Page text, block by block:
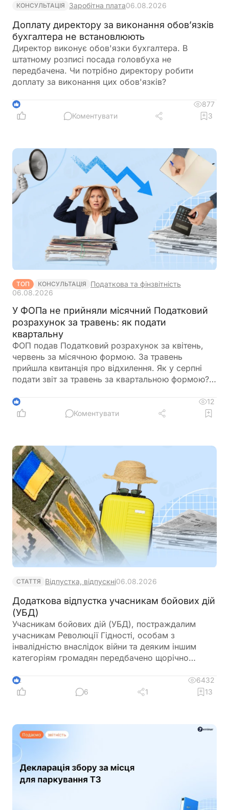
КОНСУЛЬТАЦІЯ Заробітна плата06.08.2026
Доплату директору за виконання обов’язків
бухгалтера не встановлюють
Директор виконує обов'язки бухгалтера. В
штатному розписі посада головбуха не
передбачена. Чи потрібно директору робити
доплату за виконання цих обов'язків?
1
877
Коментувати
3
ТОП КОНСУЛЬТАЦІЯ
Податкова та фінзвітність
06.08.2026
У ФОПа не прийняли місячний Податковий
розрахунок за травень: як подати
квартальну
ФОП подав Податковий розрахунок за квітень,
червень за місячною формою. За травень
прийшла квитанція про відхилення. Як у серпні
подати звіт за травень за квартальною формою?
продублювати дані квітня та червня?
1
12
Коментувати
СТАТТЯ Відпустка, відпускні06.08.2026
Додаткова відпустка учасникам бойових дій
(УБД)
Учасникам бойових дій (УБД), постраждалим
учасникам Революції Гідності, особам з
інвалідністю внаслідок війни та деяким іншим
категоріям громадян передбачено щорічно
про правила їх надання
2
6432
6
1 13